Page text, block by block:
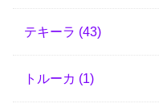
テキーラ (43)
トルーカ (1)